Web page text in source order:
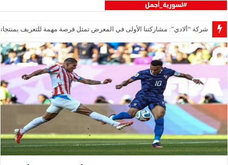
شركة “ألادي”: مشاركتنا الأولى في المعرض تمثل فرصة مهمة للتعريف